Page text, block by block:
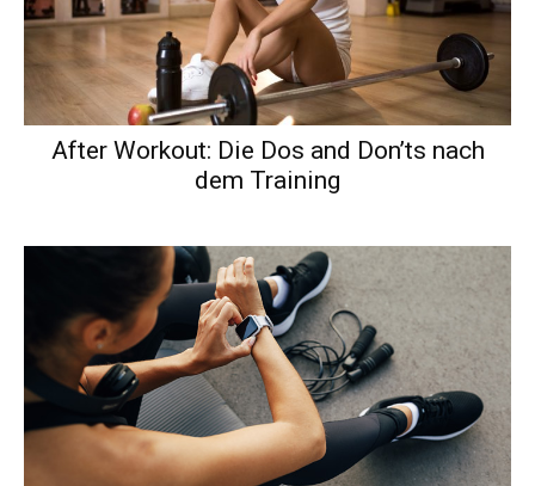
After Workout: Die Dos and Don’ts nach
dem Training